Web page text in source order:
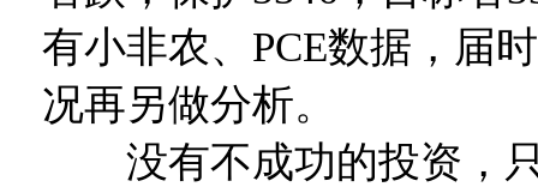
有小非农、PCE数据，届
况再另做分析。
没有不成功的投资，